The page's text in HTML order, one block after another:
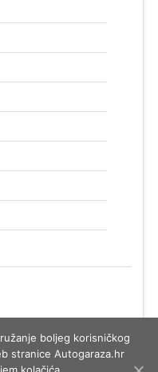
boljeg korisničkog
stranice Autogaraza.hr